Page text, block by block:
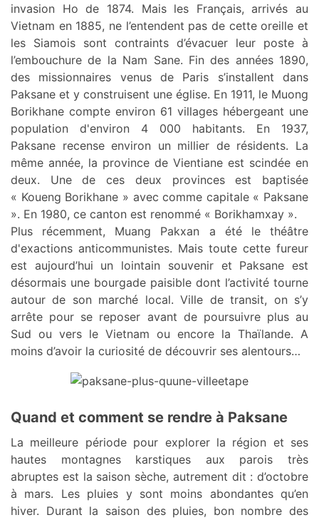
invasion Ho de 1874. Mais les Français, arrivés au
Vietnam en 1885, ne l’entendent pas de cette oreille et
les Siamois sont contraints d’évacuer leur poste à
l’embouchure de la Nam Sane. Fin des années 1890,
des missionnaires venus de Paris s’installent dans
Paksane et y construisent une église. En 1911, le Muong
Borikhane compte environ 61 villages hébergeant une
population d'environ 4 000 habitants. En 1937,
Paksane recense environ un millier de résidents. La
même année, la province de Vientiane est scindée en
deux. Une de ces deux provinces est baptisée
« Koueng Borikhane » avec comme capitale « Paksane
». En 1980, ce canton est renommé « Borikhamxay ».
Plus récemment, Muang Pakxan a été le théâtre
d'exactions anticommunistes. Mais toute cette fureur
est aujourd’hui un lointain souvenir et Paksane est
désormais une bourgade paisible dont l’activité tourne
autour de son marché local. Ville de transit, on s’y
arrête pour se reposer avant de poursuivre plus au
Sud ou vers le Vietnam ou encore la Thaïlande. A
moins d’avoir la curiosité de découvrir ses alentours…
Quand et comment se rendre à Paksane
La meilleure période pour explorer la région et ses
hautes montagnes karstiques aux parois très
abruptes est la saison sèche, autrement dit : d’octobre
à mars. Les pluies y sont moins abondantes qu’en
hiver. Durant la saison des pluies, bon nombre des